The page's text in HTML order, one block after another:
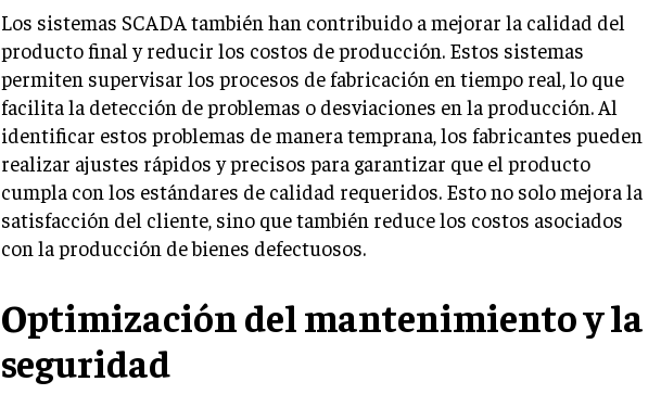
Los sistemas SCADA también han contribuido a mejorar la calidad del
producto final y reducir los costos de producción. Estos sistemas
permiten supervisar los procesos de fabricación en tiempo real, lo que
facilita la detección de problemas o desviaciones en la producción. Al
identificar estos problemas de manera temprana, los fabricantes pueden
realizar ajustes rápidos y precisos para garantizar que el producto
cumpla con los estándares de calidad requeridos. Esto no solo mejora la
satisfacción del cliente, sino que también reduce los costos asociados
con la producción de bienes defectuosos.
Optimización del mantenimiento y la
seguridad